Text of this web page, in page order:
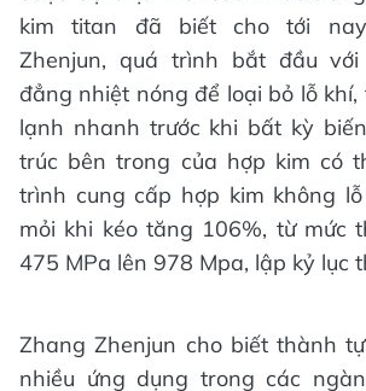
kim titan đã biết cho tới
Zhenjun, quá trình bắt đầu
đẳng nhiệt nóng để loại bỏ lỗ
lạnh nhanh trước khi bất kỳ
trúc bên trong của hợp kim có
trình cung cấp hợp kim không
mỏi khi kéo tăng 106%, từ mức
475 MPa lên 978 Mpa, lập kỷ lục
Zhang Zhenjun cho biết thành
nhiều ứng dụng trong các